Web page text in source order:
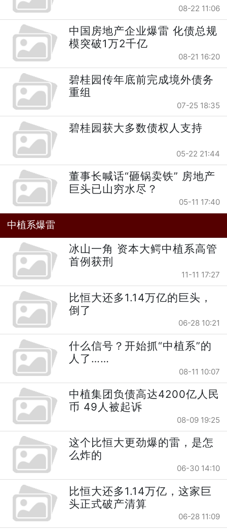
08-22 11:06
中国房地产企业爆雷 化债总规
模突破1万2千亿
08-21 16:20
碧桂园传年底前完成境外债务
重组
07-25 18:35
碧桂园获大多数债权人支持
05-22 21:44
董事长喊话“砸锅卖铁” 房地产
巨头已山穷水尽？
05-11 17:40
中植系爆雷
冰山一角 资本大鳄中植系高管
首例获刑
11-11 17:27
比恒大还多1.14万亿的巨头，
倒了
06-28 10:21
什么信号？开始抓“中植系”的
人了……
08-11 10:07
中植集团负债高达4200亿人民
币 49人被起诉
08-09 19:25
这个比恒大更劲爆的雷，是怎
么炸的
06-30 14:10
比恒大还多1.14万亿，这家巨
头正式破产清算
06-28 11:09